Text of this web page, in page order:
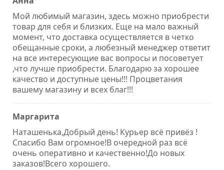
Mой любимый магазин, здесь можно приобрести
товар для себя и близких. Еще на мало важный
момент, что доставка осуществляется в четко
обещанные сроки, а любезный менеджер ответит
на все интересующие вас вопросы и посоветует
,что лучше приобрести. Благодарю за хорошее
качество и доступные цены!!! Процветания
вашему магазину и всех благ!!!
Маргарита
Наташенька,Добрый день! Курьер всё привёз !
Спасибо Вам огромное!В очередной раз всё
очень оперативно и качественно!До новых
заказов!Всего хорошего.